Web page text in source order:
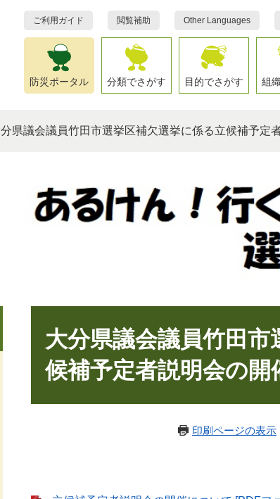
ご利用ガイド 閲覧補助 Other Languages
防災ポータル 分類でさがす 目的でさがす 組
県議会議員竹田市選挙区補欠選挙に係る立候補予定
大分県議会議員竹田
候補予定者説明会の開
印刷ページの表示